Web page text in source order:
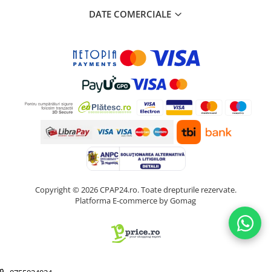
DATE COMERCIALE
Copyright © 2026 CPAP24.ro. Toate drepturile rezervate.
Platforma E-commerce by Gomag